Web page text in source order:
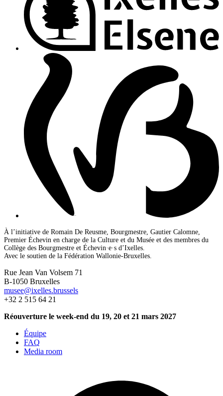
À l’initiative de Romain De Reusme, Bourgmestre, Gautier Calomne,
Premier Échevin en charge de la Culture et du Musée et des membres du
Collège des Bourgmestre et Échevin·e·s d’Ixelles.
Avec le soutien de la Fédération Wallonie-Bruxelles.
Rue Jean Van Volsem 71
B-1050 Bruxelles
musee@ixelles.brussels
+32 2 515 64 21
Réouverture le week-end du 19, 20 et 21 mars 2027
Équipe
FAQ
Media room